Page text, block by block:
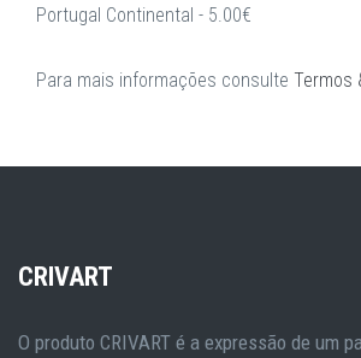
Portugal Continental - 5.00€
Para mais informações consulte Termos
CRIVART
O produto CRIVART é a expressão de um